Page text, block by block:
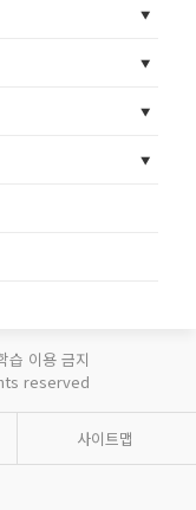
습 이용 금지
reserved
사이트맵